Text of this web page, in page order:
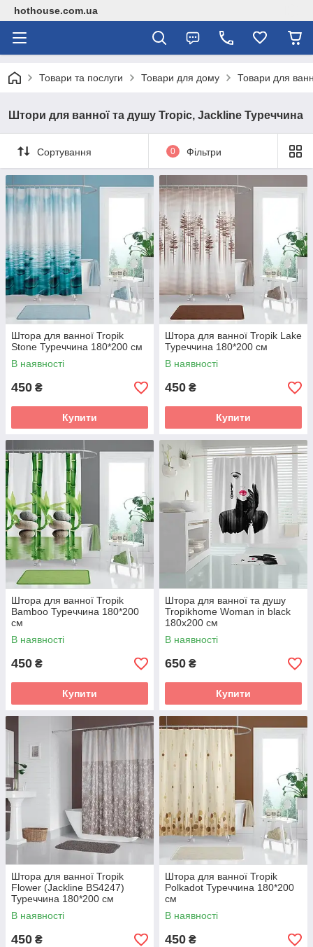
hothouse.com.ua
Товари та послуги Товари для дому Товари для
Штори для ванної та душу Tropic, Jackline Туреччина
Сортування 0 Фільтри
Штора для ванної Tropik
Stone Туреччина 180*200 см
В наявності
450 ₴
Купити
Штора для ванної Tropik Lake
Туреччина 180*200 см
В наявності
450 ₴
Купити
Штора для ванної Tropik
Bamboo Туреччина 180*200
см
В наявності
450 ₴
Купити
Штора для ванної та душу
Tropikhome Woman in black
180x200 cм
В наявності
650 ₴
Купити
Штора для ванної Tropik
Flower (Jackline BS4247)
Туреччина 180*200 см
В наявності
450 ₴
Штора для ванної Tropik
Polkadot Туреччина 180*200
см
В наявності
450 ₴